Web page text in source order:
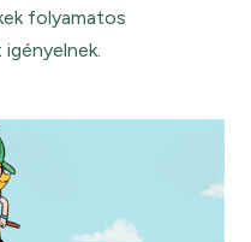
folyamatos